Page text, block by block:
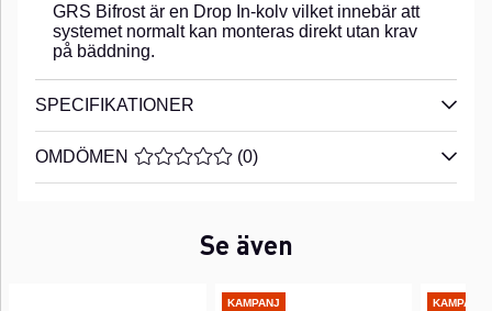
GRS Bifrost är en Drop In-kolv vilket innebär att
systemet normalt kan monteras direkt utan krav
på bäddning.
SPECIFIKATIONER
OMDÖMEN MEDELBETYG 0 AV 5 ANTAL BETYG 0
(0)
Se även
KAMPANJ KAMPANJ